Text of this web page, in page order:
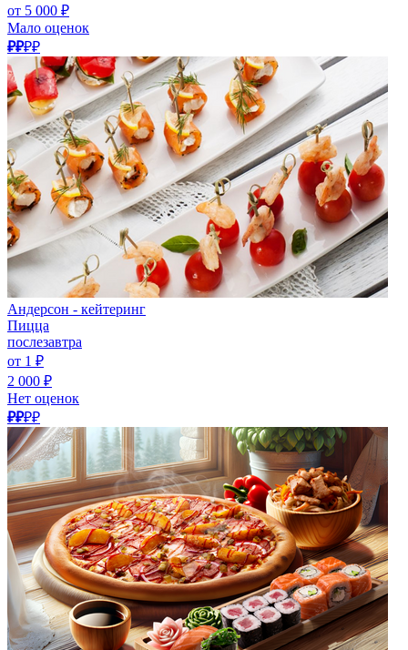
от 5 000 ₽
Мало оценок
₽₽₽₽
Андерсон - кейтеринг
Пицца
послезавтра
от 1 ₽
2 000 ₽
Нет оценок
₽₽₽₽